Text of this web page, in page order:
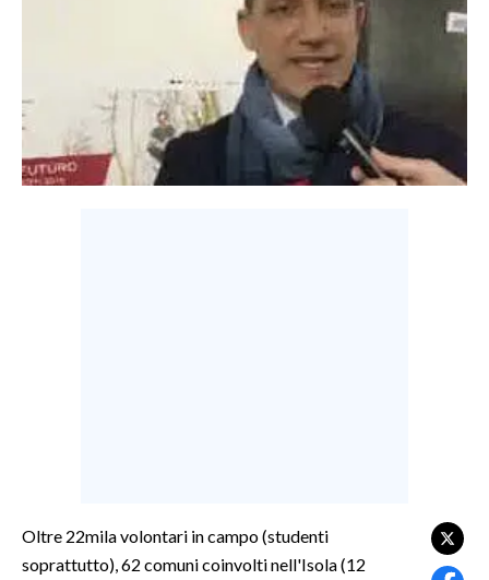
SERVIZI ALLE IMPRESE
LAVORO
Oltre 22mila volontari in campo (studenti
soprattutto), 62 comuni coinvolti nell'Isola (12